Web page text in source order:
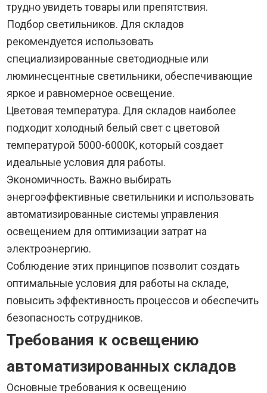
трудно увидеть товары или препятствия.
Подбор светильников. Для складов
рекомендуется использовать
специализированные светодиодные или
люминесцентные светильники, обеспечивающие
яркое и равномерное освещение.
Цветовая температура. Для складов наиболее
подходит холодный белый свет с цветовой
температурой 5000-6000K, который создает
идеальные условия для работы.
Экономичность. Важно выбирать
энергоэффективные светильники и использовать
автоматизированные системы управления
освещением для оптимизации затрат на
электроэнергию.
Соблюдение этих принципов позволит создать
оптимальные условия для работы на складе,
повысить эффективность процессов и обеспечить
безопасность сотрудников.
Требования к освещению
автоматизированных складов
Основные требования к освещению